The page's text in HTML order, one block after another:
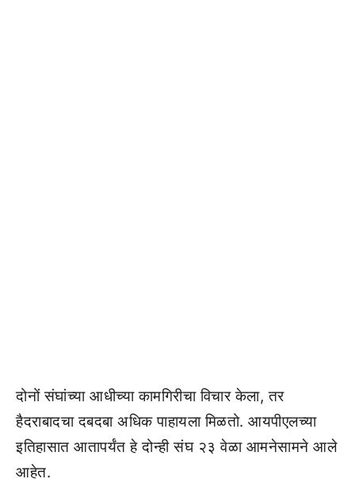
दोनों संघांच्या आधीच्या कामगिरीचा विचार केला, तर
हैदराबादचा दबदबा अधिक पाहायला मिळतो. आयपीएलच्या
इतिहासात आतापर्यंत हे दोन्ही संघ २३ वेळा आमनेसामने आले
आहेत.